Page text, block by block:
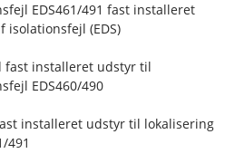
EDS461/491 fast installeret
(EDS)
fast installeret udstyr til
EDS460/490
installeret udstyr til lokalisering
491